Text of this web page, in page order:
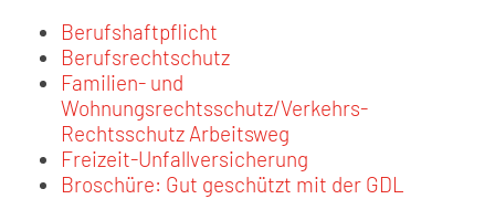
Berufshaftpflicht
Berufsrechtschutz
Familien- und
Wohnungsrechtsschutz/Verkehrs-
Rechtsschutz Arbeitsweg
Freizeit-Unfallversicherung
Broschüre: Gut geschützt mit der GDL